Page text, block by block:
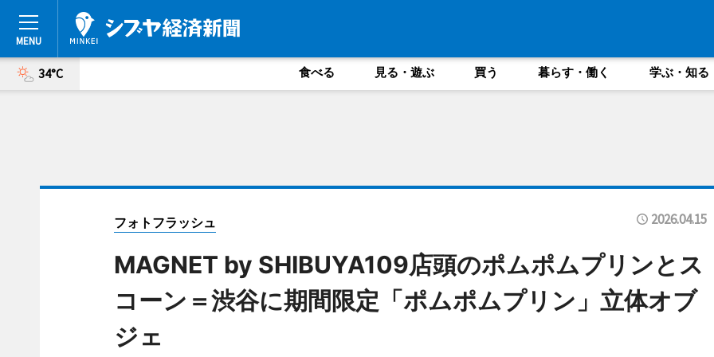
34°C 食べる 見る・遊ぶ 買う 暮らす・働く 学ぶ・知る
フォトフラッシュ 2026.04.15
MAGNET by SHIBUYA109店頭のポムポムプリンとス
コーン＝渋谷に期間限定「ポムポムプリン」立体オブ
ジェ